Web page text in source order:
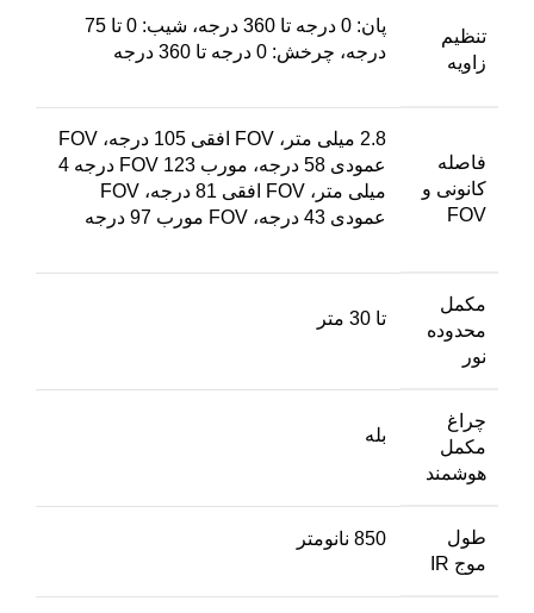
تنظیم
زاویه
پان: 0 درجه تا 360 درجه، شیب: 0 تا 75
درجه، چرخش: 0 درجه تا 360 درجه
فاصله
کانونی و
FOV
2.8 میلی متر، FOV افقی 105 درجه، FOV
عمودی 58 درجه، مورب FOV 123 درجه 4
میلی متر، FOV افقی 81 درجه، FOV
عمودی 43 درجه، FOV مورب 97 درجه
مکمل
محدوده
نور
تا 30 متر
چراغ
مکمل
هوشمند
بله
طول
موج IR
850 نانومتر